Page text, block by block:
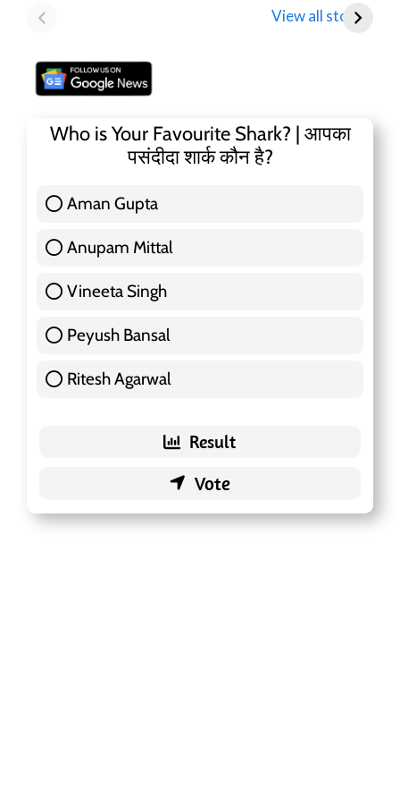
View all stories
Parent Honasa
Shares Fall Below
Who is Your Favourite Shark? | आपका
पसंदीदा शार्क कौन है?
Aman Gupta
Anupam Mittal
Vineeta Singh
Peyush Bansal
Ritesh Agarwal